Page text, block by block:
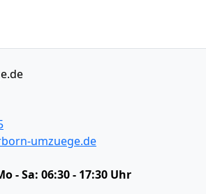
umzuege.de
- Sa: 06:30 - 17:30 Uhr